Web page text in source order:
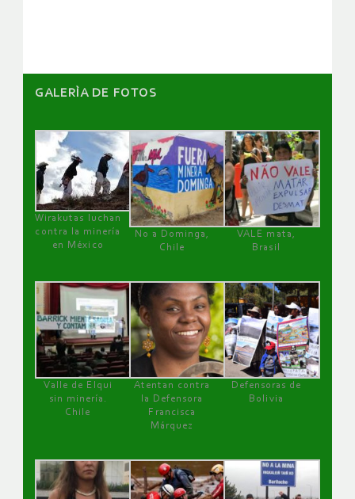
GALERÌA DE FOTOS
Wirakutas luchan
contra la minería
en México
No a Dominga,
Chile
VALE mata,
Brasil
Valle de Elqui
sin minería.
Chile
Atentan contra
la Defensora
Francisca
Márquez
Defensoras de
Bolivia